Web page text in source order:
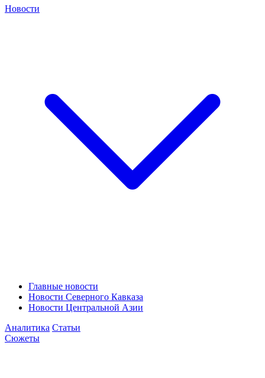
Новости
Главные новости
Новости Северного Кавказа
Новости Центральной Азии
Аналитика Статьи
Сюжеты